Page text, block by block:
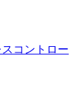
コントロー